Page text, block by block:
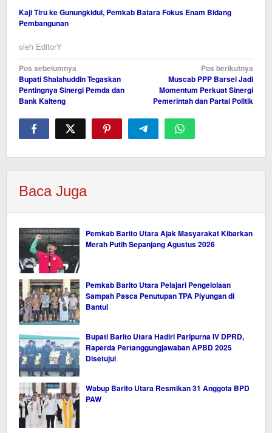
Kaji Tiru ke Gunungkidul, Pemkab Batara Fokus Enam Bidang
Pembangunan
oleh EditorY
Navigasi
pos
Pos sebelumnya
Bupati Shalahuddin Tegaskan
Pentingnya Sinergi Pemda dan
Bank Kalteng
Pos berikutnya
Muscab PPP Barsel Jadi
Momentum Perkuat Sinergi
Pemerintah dan Partai Politik
Baca Juga
Pemkab Barito Utara Ajak Masyarakat Kibarkan
Merah Putih Sepanjang Agustus 2026
Pemkab Barito Utara Pelajari Pengelolaan
Sampah Pasca Penutupan TPA Piyungan di
Bantul
Bupati Barito Utara Hadiri Paripurna IV DPRD,
Raperda Pertanggungjawaban APBD 2025
Disetujui
Wabup Barito Utara Resmikan 31 Anggota BPD
PAW